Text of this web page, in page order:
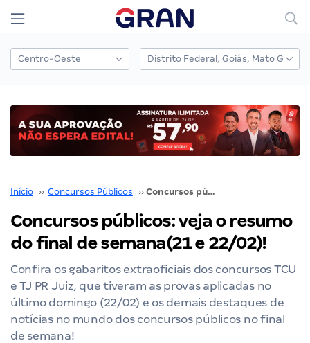
Início ›› Concursos Públicos ›› Concursos públicos: veja o resumo do final de semana(21 e 22/02)!
Concursos públicos: veja o resumo
do final de semana(21 e 22/02)!
Confira os gabaritos extraoficiais dos concursos TCU
e TJ PR Juiz, que tiveram as provas aplicadas no
último domingo (22/02) e os demais destaques de
notícias no mundo dos concursos públicos no final
de semana!